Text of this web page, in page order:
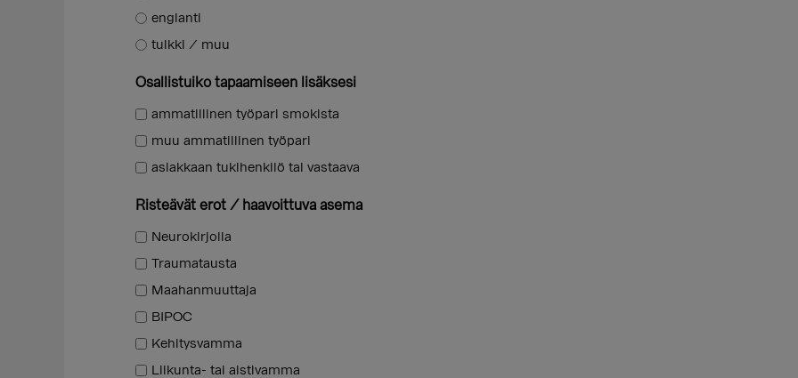
englanti
tulkki / muu
Osallistuiko tapaamiseen lisäksesi
ammatillinen työpari smokista
muu ammatillinen työpari
asiakkaan tukihenkilö tai vastaava
Risteävät erot / haavoittuva asema
Neurokirjolla
Traumatausta
Maahanmuuttaja
BIPOC
Kehitysvamma
Liikunta- tai aistivamma